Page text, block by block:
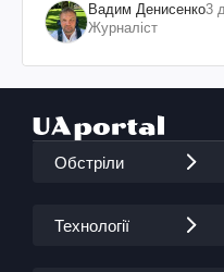
Вадим Денисенко3
Журналіст
Обстріли
Технології